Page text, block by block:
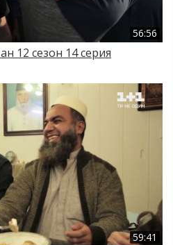
56:56
12 сезон 14 серия
59:41